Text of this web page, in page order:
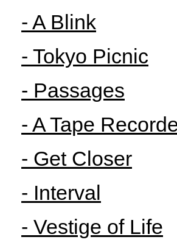
- A Blink
- Tokyo Picnic
- Passages
- A Tape
- Get Closer
- Interval
- Vestige of Life